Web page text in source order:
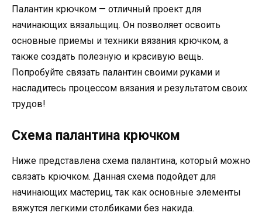
Палантин крючком — отличный проект для
начинающих вязальщиц. Он позволяет освоить
основные приемы и техники вязания крючком, а
также создать полезную и красивую вещь.
Попробуйте связать палантин своими руками и
насладитесь процессом вязания и результатом своих
трудов!
Схема палантина крючком
Ниже представлена схема палантина, который можно
связать крючком. Данная схема подойдет для
начинающих мастериц, так как основные элементы
вяжутся легкими столбиками без накида.